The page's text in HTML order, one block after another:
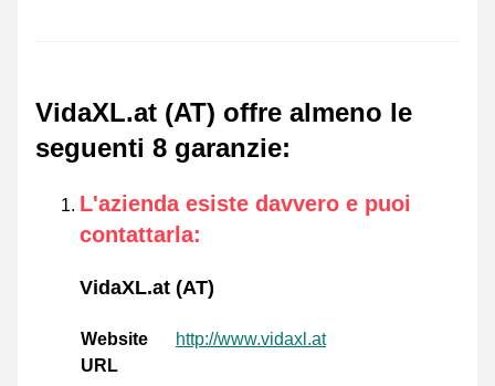
VidaXL.at (AT) offre almeno le
seguenti 8 garanzie:
L'azienda esiste davvero e puoi
contattarla:
VidaXL.at (AT)
Website
URL
http://www.vidaxl.at